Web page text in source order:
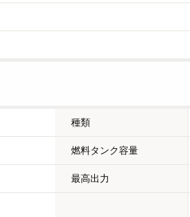
種類
燃料タンク容量
最高出力